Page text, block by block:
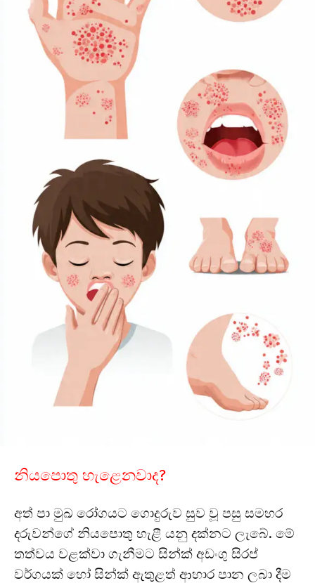
නියපොතු හැළෙනවාද?
අත් පා මුඛ රෝගයට ගොදුරුව සුව වූ පසු සමහර
දරුවන්ගේ නියපොතු හැළී යනු දක්නට ලැබේ. මේ
තත්වය වළක්වා ගැනීමට සින්ක් අඩංගු සිරප්
වර්ගයක් හෝ සින්ක් ඇතුළත් ආහාර පාන ලබා දීම